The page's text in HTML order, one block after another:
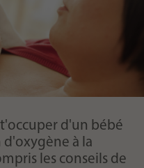
d'un bébé
d'oxygène à la
les conseils de